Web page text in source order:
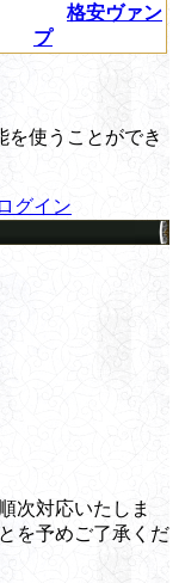
格安ヴァン
プ
を使うことができ
グイン
次対応いたしま
を予めご了承くだ